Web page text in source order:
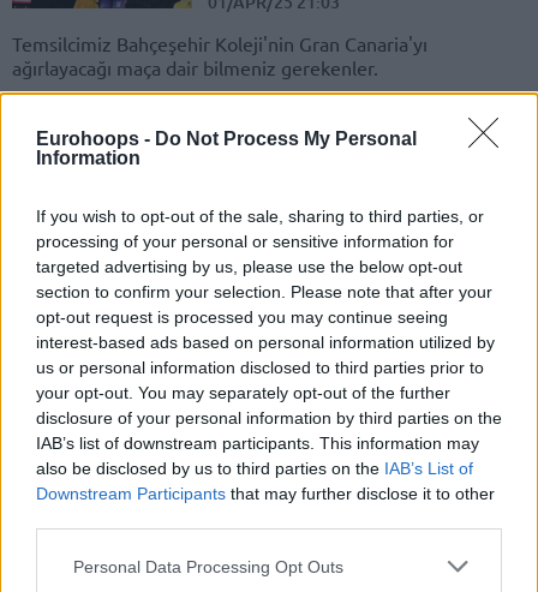
Eurohoops - Do Not Process My Personal
Information
If you wish to opt-out of the sale, sharing to third parties, or
processing of your personal or sensitive information for
targeted advertising by us, please use the below opt-out
section to confirm your selection. Please note that after your
opt-out request is processed you may continue seeing
interest-based ads based on personal information utilized by
us or personal information disclosed to third parties prior to
your opt-out. You may separately opt-out of the further
disclosure of your personal information by third parties on the
IAB’s list of downstream participants. This information may
also be disclosed by us to third parties on the IAB’s List of
Downstream Participants that may further disclose it to other
Please note that this website/app uses one or more Google
Personal Data Processing Opt Outs
Temsilcimiz Bahçeşehir Koleji'nin Gran Canaria'yı
ağırlayacağı maça dair bilmeniz gerekenler.
Paris Basketball, 2023-24
EuroCup Şampiyonu!
EuroCup final serisinin ikinci maçında JL Bourg, Paris
Basketball'u konuk etti.
Gran Canaria Başkanından
Yaşanan Skandala Dair
Açıklama!
03/MAY/23 16:48
Gran Canaria Başkanı Sitapha Savane, EuroCup finali
öncesinde temsilcimiz Türk Telekom'un başına gelen
skandala dair konuştu.
Türk Telekom, Şampiyonluk İçin
Gran Canaria Deplasmanında